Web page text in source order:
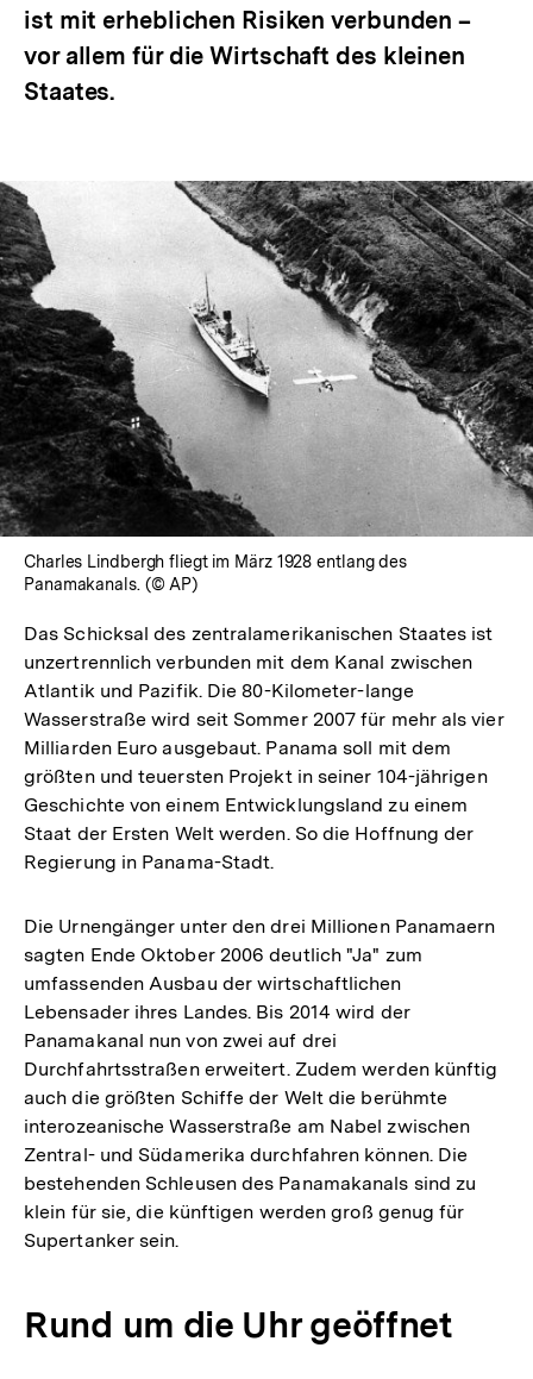
ist mit erheblichen Risiken verbunden –
vor allem für die Wirtschaft des kleinen
Staates.
In
Lightbox
öffnen
Charles Lindbergh fliegt im März 1928 entlang des
Panamakanals. (© AP)
Das Schicksal des zentralamerikanischen Staates ist
unzertrennlich verbunden mit dem Kanal zwischen
Atlantik und Pazifik. Die 80-Kilometer-lange
Wasserstraße wird seit Sommer 2007 für mehr als vier
Milliarden Euro ausgebaut. Panama soll mit dem
größten und teuersten Projekt in seiner 104-jährigen
Geschichte von einem Entwicklungsland zu einem
Staat der Ersten Welt werden. So die Hoffnung der
Regierung in Panama-Stadt.
Die Urnengänger unter den drei Millionen Panamaern
sagten Ende Oktober 2006 deutlich "Ja" zum
umfassenden Ausbau der wirtschaftlichen
Lebensader ihres Landes. Bis 2014 wird der
Panamakanal nun von zwei auf drei
Durchfahrtsstraßen erweitert. Zudem werden künftig
auch die größten Schiffe der Welt die berühmte
interozeanische Wasserstraße am Nabel zwischen
Zentral- und Südamerika durchfahren können. Die
bestehenden Schleusen des Panamakanals sind zu
klein für sie, die künftigen werden groß genug für
Supertanker sein.
Rund um die Uhr geöffnet